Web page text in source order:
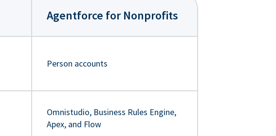
Agentforce for Nonprofits
Person accounts
Omnistudio, Business Rules Engine,
Apex, and Flow